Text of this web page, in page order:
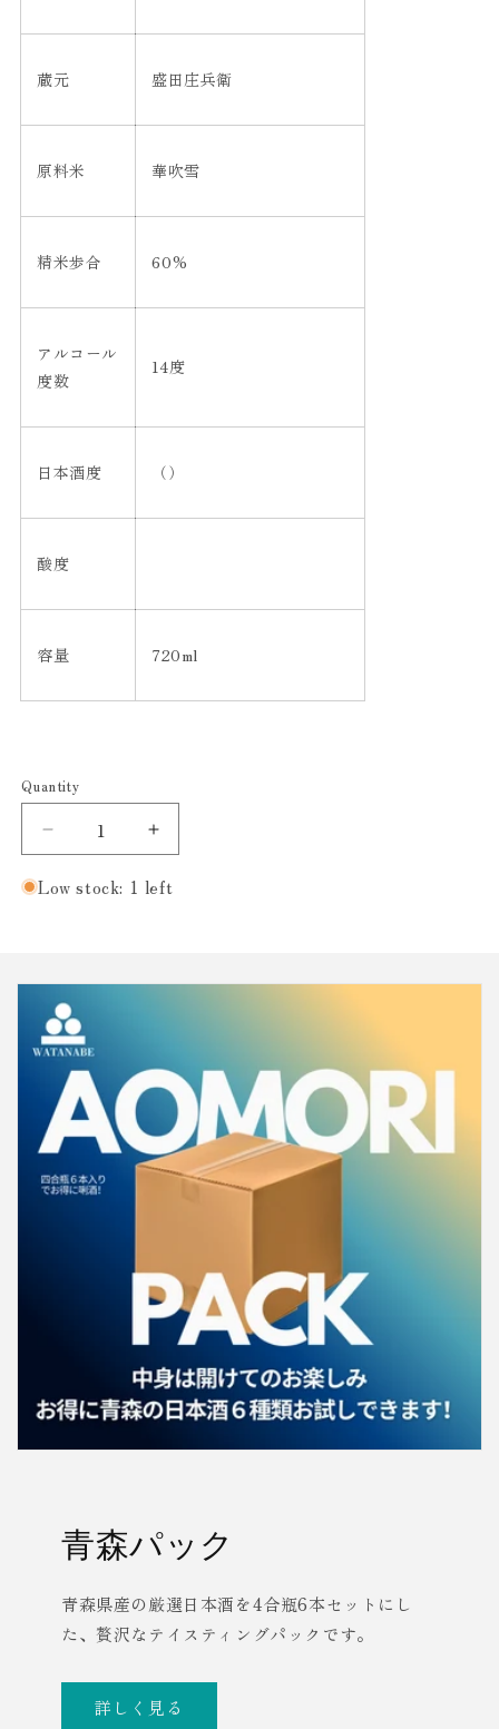
蔵元 盛田庄兵衛
原料米 華吹雪
精米歩合 60%
アルコール
度数
14度
日本酒度 （）
酸度
容量 720ml
Quantity
Decrease
quantity
for
米
酒
作
し
ぼ
り
た
Increase
quantity
for
米
田
し
ぼ
り
た
Low stock: 1 left
青森パック
青森県産の厳選日本酒を4合瓶6本セットにし
た、贅沢なテイスティングパックです。
詳しく見る